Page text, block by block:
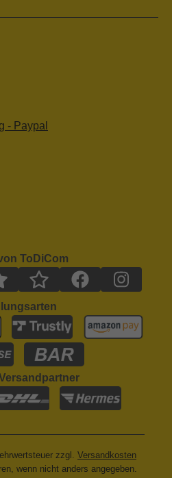
- Paypal
ToDiCom
zzgl. Versandkosten
wenn nicht anders angegeben.